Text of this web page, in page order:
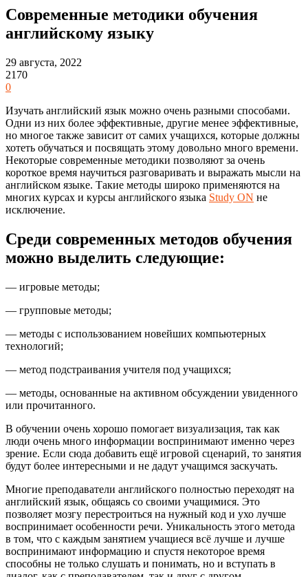
Современные методики обучения
английскому языку
29 августа, 2022
2170
0
Изучать английский язык можно очень разными способами.
Одни из них более эффективные, другие менее эффективные,
но многое также зависит от самих учащихся, которые должны
хотеть обучаться и посвящать этому довольно много времени.
Некоторые современные методики позволяют за очень
короткое время научиться разговаривать и выражать мысли на
английском языке. Такие методы широко применяются на
многих курсах и курсы английского языка Study ON не
исключение.
Среди современных методов обучения
можно выделить следующие:
— игровые методы;
— групповые методы;
— методы с использованием новейших компьютерных
технологий;
— метод подстраивания учителя под учащихся;
— методы, основанные на активном обсуждении увиденного
или прочитанного.
В обучении очень хорошо помогает визуализация, так как
люди очень много информации воспринимают именно через
зрение. Если сюда добавить ещё игровой сценарий, то занятия
будут более интересными и не дадут учащимся заскучать.
Многие преподаватели английского полностью переходят на
английский язык, общаясь со своими учащимися. Это
позволяет мозгу перестроиться на нужный код и ухо лучше
воспринимает особенности речи. Уникальность этого метода
в том, что с каждым занятием учащиеся всё лучше и лучше
воспринимают информацию и спустя некоторое время
способны не только слушать и понимать, но и вступать в